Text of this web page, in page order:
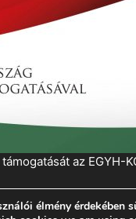
az
élmény érdekében